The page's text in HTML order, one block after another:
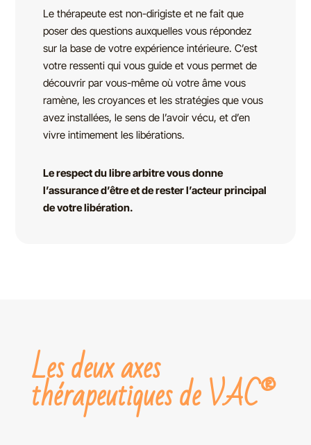
Le thérapeute est non-dirigiste et ne fait que
poser des questions auxquelles vous répondez
sur la base de votre expérience intérieure. C’est
votre ressenti qui vous guide et vous permet de
découvrir par vous-même où votre âme vous
ramène, les croyances et les stratégies que vous
avez installées, le sens de l’avoir vécu, et d’en
vivre intimement les libérations.
Le respect du libre arbitre vous donne
l’assurance d’être et de rester l’acteur principal
de votre libération.
Les deux axes
thérapeutiques de VAC®